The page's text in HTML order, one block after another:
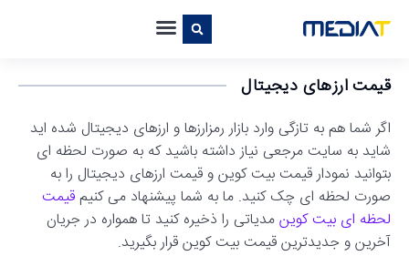
قیمت ارزهای دیجیتال
اگر شما هم به تازگی وارد بازار رمزارزها و ارزهای دیجیتال شده اید
شاید به سایت مرجعی نیاز داشته باشید که به صورت لحظه ای
بتوانید نمودار قیمت بیت کوین و قیمت ارزهای دیجیتال را به
صورت لحظه ای چک کنید. ما به شما پیشنهاد می کنیمقیمت
لحظه ای بیت کوینمدیاتی را ذخیره کنید تا همواره در جریان
آخرین و جدیدترین قیمت بیت کوین قرار بگیرید.